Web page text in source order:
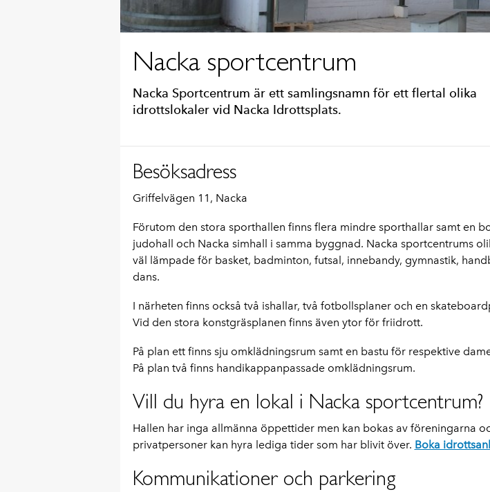
Nacka sportcentrum
Nacka Sportcentrum är ett samlingsnamn för ett flertal olika
idrottslokaler vid Nacka Idrottsplats.
Besöksadress
Griffelvägen 11, Nacka
Förutom den stora sporthallen finns flera mindre sporthallar samt en
judohall och Nacka simhall i samma byggnad. Nacka sportcentrums
väl lämpade för basket, badminton, futsal, innebandy, gymnastik,
dans.
I närheten finns också två ishallar, två fotbollsplaner och en
Vid den stora konstgräsplanen finns även ytor för friidrott.
På plan ett finns sju omklädningsrum samt en bastu för respektive
På plan två finns handikappanpassade omklädningsrum.
Vill du hyra en lokal i Nacka sportcentrum?
Hallen har inga allmänna öppettider men kan bokas av föreningarna
privatpersoner kan hyra lediga tider som har blivit över. Boka
Kommunikationer och parkering